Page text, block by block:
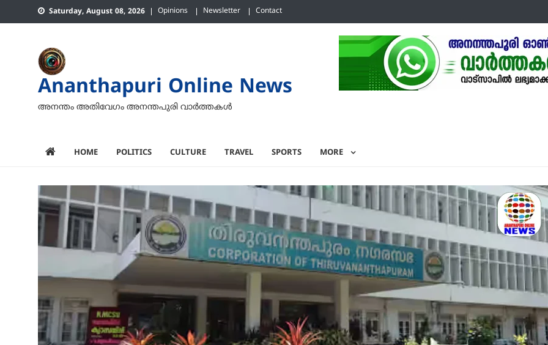
to
Saturday, August 08, 2026 Opinions Newsletter Contact
Ananthapuri Online News
അനന്തം അതിവേഗം അനന്തപുരി വാര്‍ത്തകള്‍
HOME POLITICS CULTURE TRAVEL SPORTS MORE